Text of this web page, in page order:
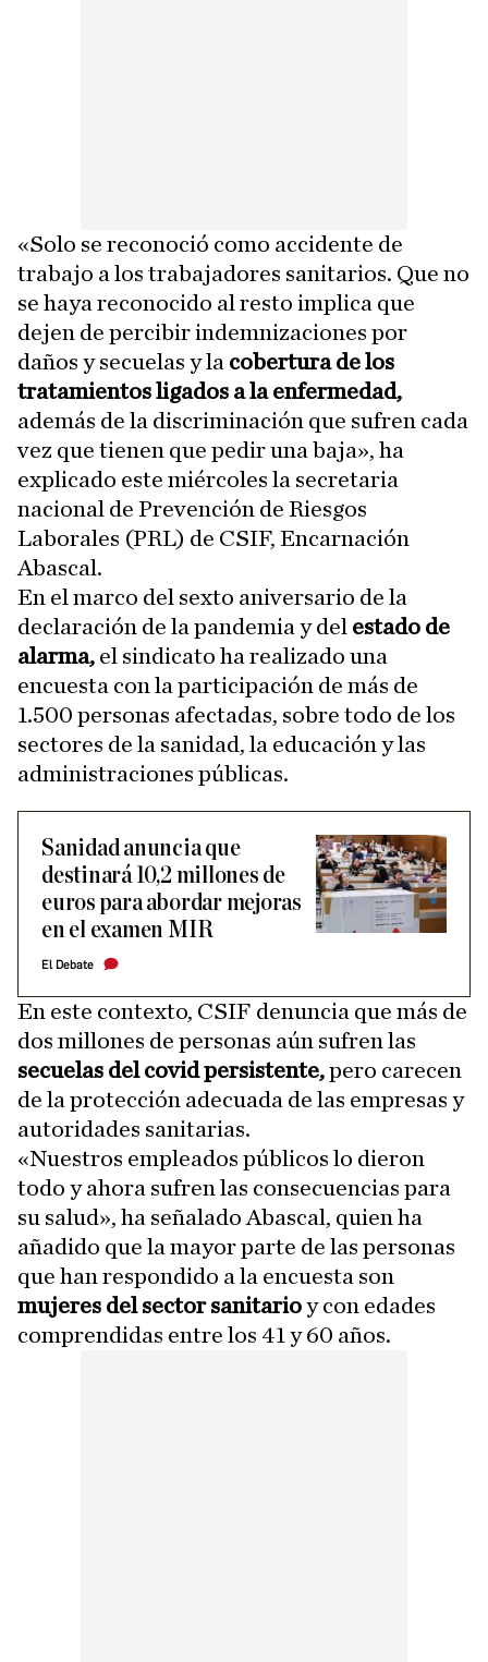
«Solo se reconoció como accidente de
trabajo a los trabajadores sanitarios. Que no
se haya reconocido al resto implica que
dejen de percibir indemnizaciones por
daños y secuelas y la cobertura de los
tratamientos ligados a la enfermedad,
además de la discriminación que sufren cada
vez que tienen que pedir una baja», ha
explicado este miércoles la secretaria
nacional de Prevención de Riesgos
Laborales (PRL) de CSIF, Encarnación
Abascal.
En el marco del sexto aniversario de la
declaración de la pandemia y del estado de
alarma, el sindicato ha realizado una
encuesta con la participación de más de
1.500 personas afectadas, sobre todo de los
sectores de la sanidad, la educación y las
administraciones públicas.
Sanidad anuncia que
destinará 10,2 millones de
euros para abordar mejoras
en el examen MIR
El Debate
En este contexto, CSIF denuncia que más de
dos millones de personas aún sufren las
secuelas del covid persistente,pero carecen
de la protección adecuada de las empresas y
autoridades sanitarias.
«Nuestros empleados públicos lo dieron
todo y ahora sufren las consecuencias para
su salud», ha señalado Abascal, quien ha
añadido que la mayor parte de las personas
que han respondido a la encuesta son
mujeres del sector sanitarioy con edades
comprendidas entre los 41 y 60 años.